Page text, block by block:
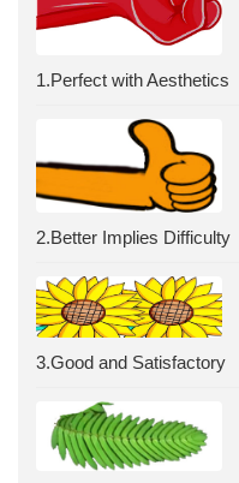
1.Perfect with Aesthetics
2.Better Implies Difficulty
3.Good and Satisfactory